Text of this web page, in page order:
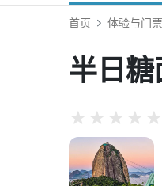
首页 体验与门票
半日